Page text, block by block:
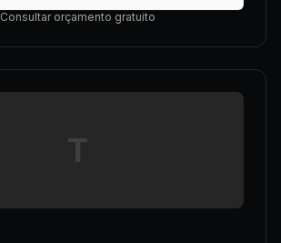
Consultar orçamento gratuito
T